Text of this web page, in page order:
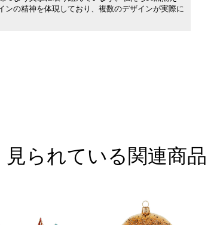
の精神を体現しており、複数のデザインが実際に
見られている関連商品